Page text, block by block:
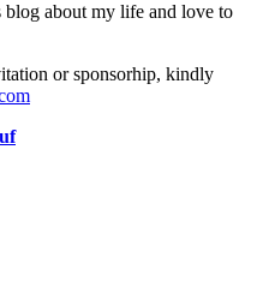
about my life and love to
or sponsorhip, kindly